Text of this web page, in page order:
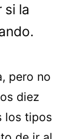
si la
pero no
diez
los tipos